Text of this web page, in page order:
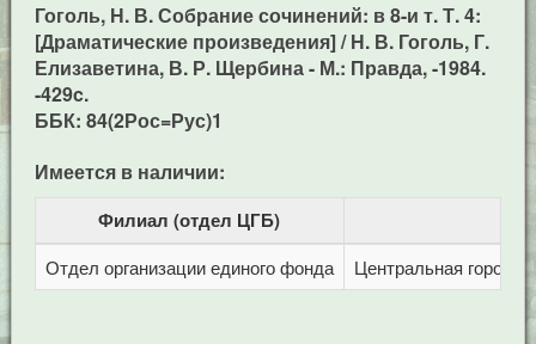
Гоголь, Н. В. Собрание сочинений: в 8-и т. Т. 4:
[Драматические произведения] / Н. В. Гоголь, Г.
Елизаветина, В. Р. Щербина - М.: Правда, -1984.
-429c.
ББК: 84(2Рос=Рус)1
Имеется в наличии:
Филиал (отдел ЦГБ)
Отдел организации единого фонда Центральная